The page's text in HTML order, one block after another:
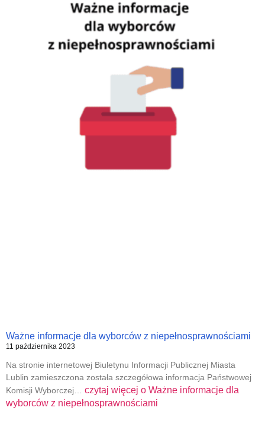
Ważne informacje dla wyborców z niepełnosprawnościami
11 października 2023
Na stronie internetowej Biuletynu Informacji Publicznej Miasta
Lublin zamieszczona została szczegółowa informacja Państwowej
Komisji Wyborczej… czytaj więcej o Ważne informacje dla
wyborców z niepełnosprawnościami